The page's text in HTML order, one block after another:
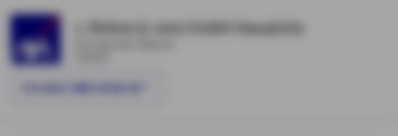
v. Bülow & Lenz GmbH Hauptsitz
FILIALE WECHSELN